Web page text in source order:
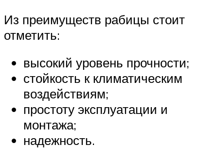
Из преимуществ рабицы стоит
отметить:
высокий уровень прочности;
стойкость к климатическим
воздействиям;
простоту эксплуатации и
монтажа;
надежность.